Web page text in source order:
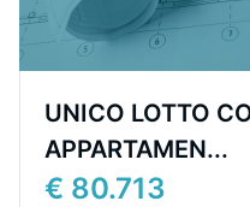
UNICO LOTTO
APPARTAMEN...
€ 80.713